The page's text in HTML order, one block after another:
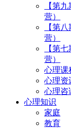
【第
营）
【第
营）
【第
营）
心理课
心理资
心理咨
心理知识
家庭
教育